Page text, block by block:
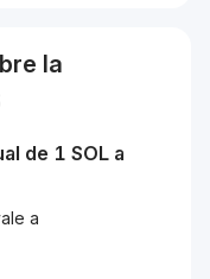
la
de 1 SOL a
a